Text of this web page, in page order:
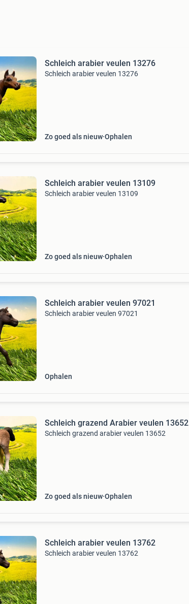
Schleich arabier veulen 13276
Schleich arabier veulen 13276
Zo goed als nieuw Ophalen
Schleich arabier veulen 13109
Schleich arabier veulen 13109
Zo goed als nieuw Ophalen
Schleich arabier veulen 97021
Schleich arabier veulen 97021
Ophalen
Schleich grazend Arabier veulen 13652
Schleich grazend arabier veulen 13652
Zo goed als nieuw Ophalen
Schleich arabier veulen 13762
Schleich arabier veulen 13762